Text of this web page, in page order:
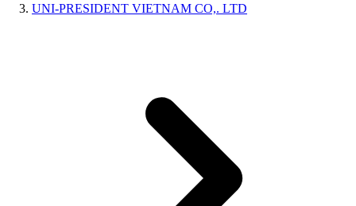
UNI-PRESIDENT VIETNAM CO,. LTD